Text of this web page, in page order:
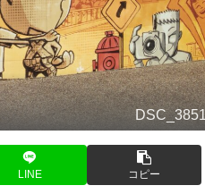
DSC_3851
LINE コピー